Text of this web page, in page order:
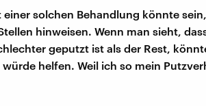
solchen Behandlung könnte
hinweisen. Wenn man sieht,
geputzt ist als der Rest,
helfen. Weil ich so mein